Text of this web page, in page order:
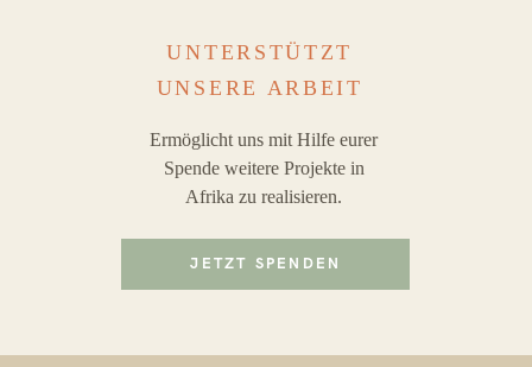
UNTERSTÜTZT
UNSERE ARBEIT
Ermöglicht uns mit Hilfe eurer
Spende weitere Projekte in
Afrika zu realisieren.
JETZT SPENDEN